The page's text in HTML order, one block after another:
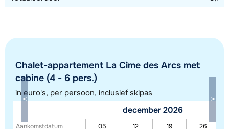
Toon alle accommodaties in dit gebied
Chalet-appartement La Cime des Arcs met
cabine (4 - 6 pers.)
in euro's, per persoon, inclusief skipas
Aankomstdatum
december 2026
05 12 19
26